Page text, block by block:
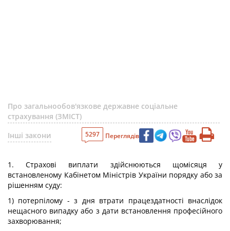
Про загальнообов'язкове державне соціальне
страхування (ЗМІСТ)
Інші закони
5297 Переглядів
1. Страхові виплати здійснюються щомісяця у
встановленому Кабінетом Міністрів України порядку або за
рішенням суду:
1) потерпілому - з дня втрати працездатності внаслідок
нещасного випадку або з дати встановлення професійного
захворювання;